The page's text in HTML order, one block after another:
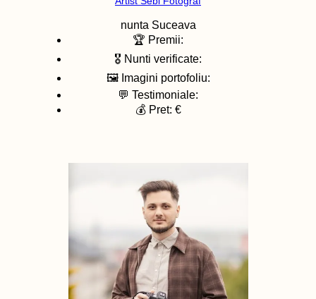
nunta Suceava
🏆 Premii:
🎖️ Nunti verificate:
🖼️ Imagini portofoliu:
💬 Testimoniale:
💰 Pret: €